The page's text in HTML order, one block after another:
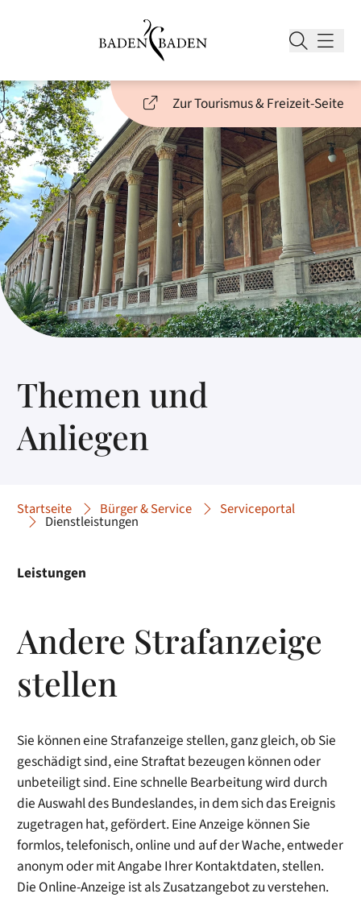
Zur Tourismus & Freizeit-Seite
Themen und
Anliegen
Startseite Bürger & Service Serviceportal
Dienstleistungen
Leistungen
Andere Strafanzeige
stellen
Sie können eine Strafanzeige stellen, ganz gleich, ob Sie
geschädigt sind, eine Straftat bezeugen können oder
unbeteiligt sind. Eine schnelle Bearbeitung wird durch
die Auswahl des Bundeslandes, in dem sich das Ereignis
zugetragen hat, gefördert. Eine Anzeige können Sie
formlos, telefonisch, online und auf der Wache, entweder
anonym oder mit Angabe Ihrer Kontaktdaten, stellen.
Die Online-Anzeige ist als Zusatzangebot zu verstehen.